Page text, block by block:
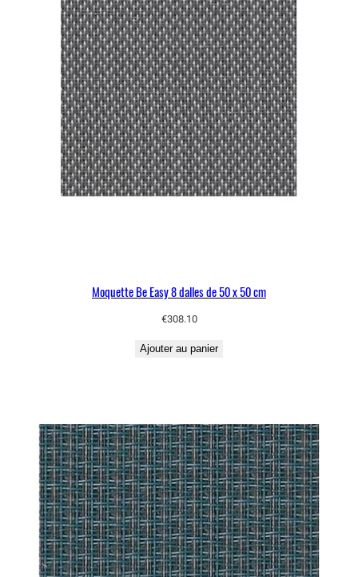
Moquette Be Easy 8 dalles de 50 x 50 cm
€308.10
Ajouter au panier